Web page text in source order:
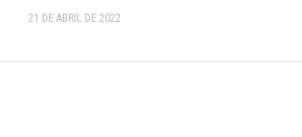
21 DE ABRIL DE 2022